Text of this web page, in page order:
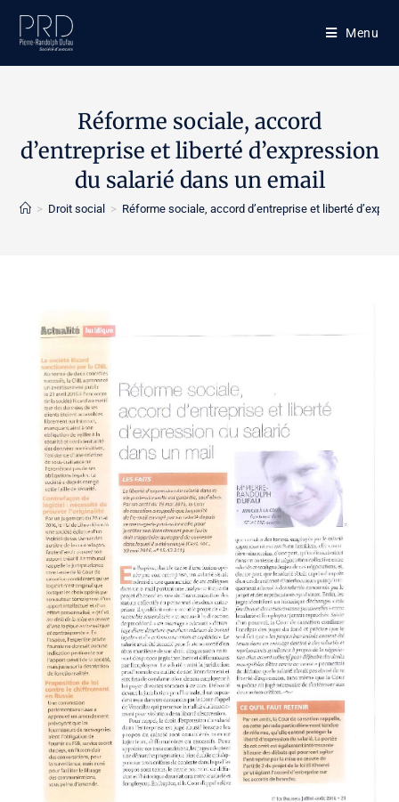
content
Menu
Réforme sociale, accord
d’entreprise et liberté d’expression
du salarié dans un email
> Droit social > Réforme sociale, accord d’entreprise et liberté